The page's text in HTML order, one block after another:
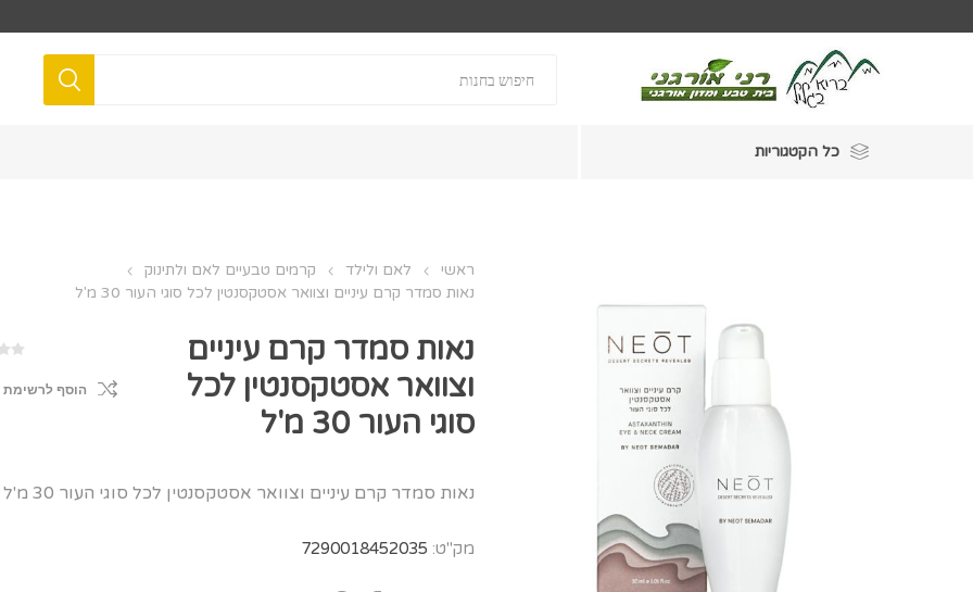
כל הקטגוריות
ראשי לאם ולילד
קרמים טבעיים לאם ולתינוק
נאות סמדר קרם עיניים וצוואר אסטקסנטין לכל סוגי העור 30 מ'ל
נאות סמדר קרם עיניים
וצוואר אסטקסנטין לכל
סוגי העור 30 מ'ל
הוסף לרשימת
נאות סמדר קרם עיניים וצוואר אסטקסנטין לכל סוגי העור 30 מ'ל
מק"ט: 7290018452035